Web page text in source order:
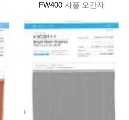
FW400 사플 오간자